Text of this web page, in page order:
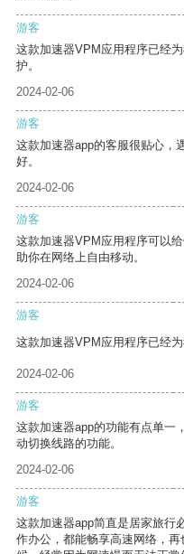
游客
这款加速器VPM应用程序已经
护。
2024-02-06
游客
这款加速器app的客服很贴心，
好。
2024-02-06
游客
这款加速器VPM应用程序可以
助你在网络上自由移动。
2024-02-06
游客
这款加速器VPM应用程序已经
2024-02-06
游客
这款加速器app的功能有点单一
动切换线路的功能。
2024-02-06
游客
这款加速器app简直是居家旅行
作办公，都能畅享高速网络，